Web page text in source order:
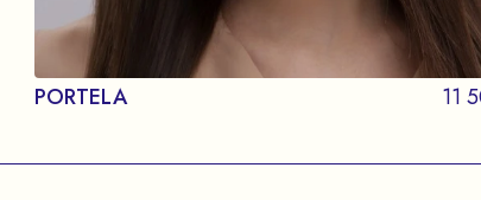
PORTELA 11